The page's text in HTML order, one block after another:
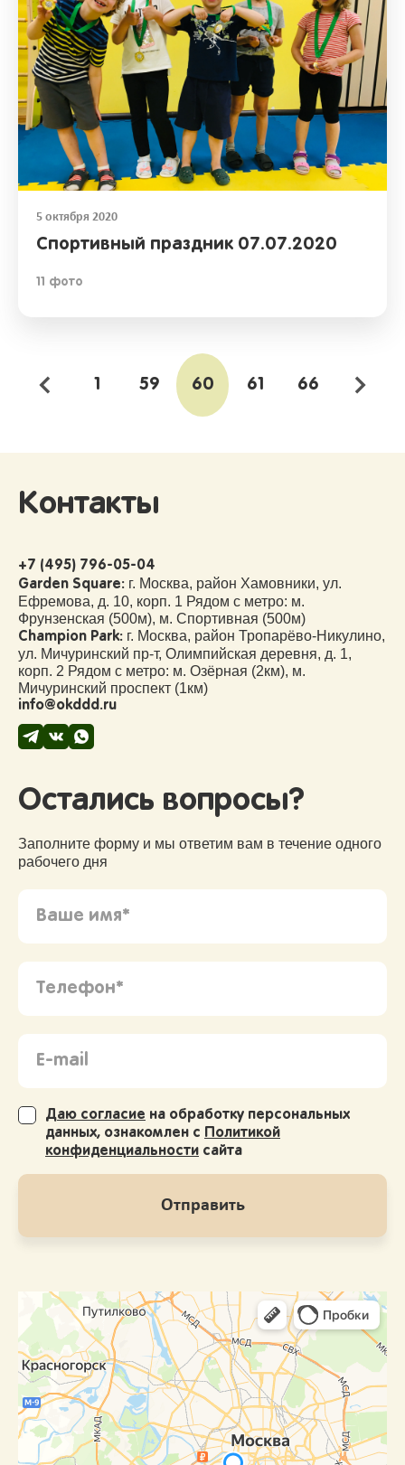
5 октября 2020
Спортивный праздник 07.07.2020
11 фото
1 59 60 61 66
Контакты
+7 (495) 796-05-04
Garden Square: г. Москва, район Хамовники, ул.
Ефремова, д. 10, корп. 1 Рядом с метро: м.
Фрунзенская (500м), м. Спортивная (500м)
Champion Park: г. Москва, район Тропарёво-Никулино,
ул. Мичуринский пр-т, Олимпийская деревня, д. 1,
корп. 2 Рядом с метро: м. Озёрная (2км), м.
Мичуринский проспект (1км)
info@okddd.ru
Остались вопросы?
Заполните форму и мы ответим вам в течение одного
рабочего дня
Даю согласие на обработку персональных
данных, ознакомлен с Политикой
конфиденциальности сайта
Отправить